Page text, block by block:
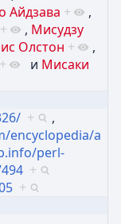
Айдзава +
,
+ , Мисудзу
Олстон +
,
+ и Мисаки
+
,
encyclopedia/a
perl-
+
+